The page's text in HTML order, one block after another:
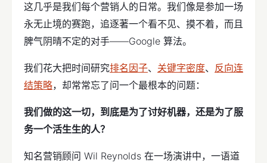
这几乎是我们每个营销人的日常。我们像是参加一场
永无止境的赛跑，追逐著一个看不见、摸不着，而且
脾气阴晴不定的对手——Google 算法。
我们花大把时间研究排名因子、 关键字密度、 反向连
结策略，却常常忘了问一个最根本的问题：
我们做的这一切，到底是为了讨好机器，还是为了服
务一个活生生的人？
知名营销顾问 Wil Reynolds 在一场演讲中，一语道